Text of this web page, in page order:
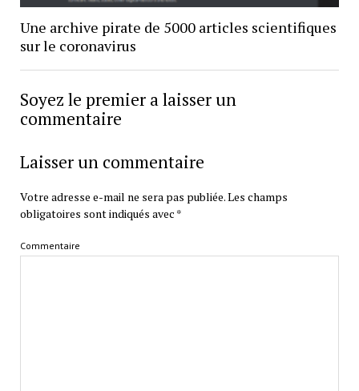
Une archive pirate de 5000 articles scientifiques
sur le coronavirus
Soyez le premier a laisser un
commentaire
Laisser un commentaire
Votre adresse e-mail ne sera pas publiée.Les champs
obligatoires sont indiqués avec *
Commentaire